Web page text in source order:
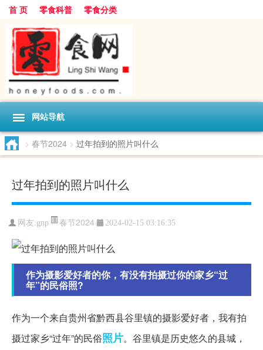
首 页 零食科普 零食分类
网站导航
> 春节2024 > 过年拍到的照片叫什么
过年拍到的照片叫什么
网友:gnp 春节2024 2024-02-15 03:16:35
作为摄影爱好者的你，有没有拍摄过你的家乡“过
年”的民俗照?
作为一个来自贵州省黔西县谷里镇的摄影爱好者，我有拍
摄过家乡“过年”的民俗照片。谷里镇是历史悠久的县城，